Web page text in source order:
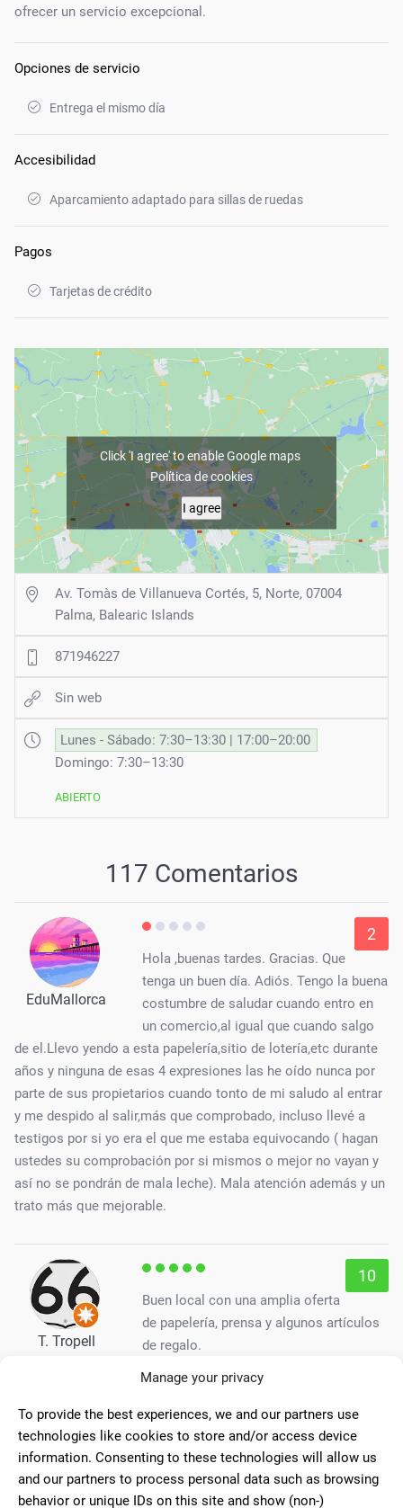
Manage your privacy
To provide the best experiences, we and our partners use
technologies like cookies to store and/or access device
information. Consenting to these technologies will allow us
and our partners to process personal data such as browsing
behavior or unique IDs on this site and show (non-)
ofrecer un servicio excepcional.
Opciones de servicio
Entrega el mismo día
Accesibilidad
Aparcamiento adaptado para sillas de ruedas
Pagos
Tarjetas de crédito
Click 'I agree' to enable Google maps
Política de cookies
I agree
Av. Tomàs de Villanueva Cortés, 5, Norte, 07004
Palma, Balearic Islands
871946227
Sin web
Lunes - Sábado: 7:30–13:30 | 17:00–20:00
Domingo: 7:30–13:30
ABIERTO
117 Comentarios
EduMallorca
2
Hola ,buenas tardes. Gracias. Que
tenga un buen día. Adiós. Tengo la buena
costumbre de saludar cuando entro en
un comercio,al igual que cuando salgo
de el.Llevo yendo a esta papelería,sitio de lotería,etc durante
años y ninguna de esas 4 expresiones las he oído nunca por
parte de sus propietarios cuando tonto de mi saludo al entrar
y me despido al salir,más que comprobado, incluso llevé a
testigos por si yo era el que me estaba equivocando ( hagan
ustedes su comprobación por si mismos o mejor no vayan y
así no se pondrán de mala leche). Mala atención además y un
trato más que mejorable.
T. Tropell
10
Buen local con una amplia oferta
de papelería, prensa y algunos artículos
de regalo.
antonia
martinez lopez
10
Muy amables y simpático, un
sitio muy bien organizado y da gusto ir ,